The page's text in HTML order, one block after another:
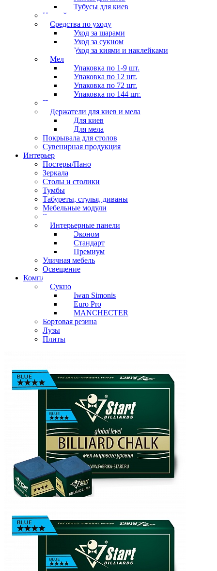
Тубусы для киев
Наклейки
Средства по уходу
Уход за шарами
Уход за сукном
Уход за киями и наклейками
Мел
Упаковка по 1-9 шт.
Упаковка по 12 шт.
Упаковка по 72 шт.
Упаковка по 144 шт.
Перчатки
Держатели для киев и мела
Для киев
Для мела
Покрывала для столов
Сувенирная продукция
Интерьер
Постеры/Пано
Зеркала
Столы и столики
Тумбы
Табуреты, стулья, диваны
Мебельные модули
Рамы под картины
Интерьерные панели
Эконом
Стандарт
Премиум
Уличная мебель
Освещение
Комплектующие
Сукно
Iwan Simonis
Euro Pro
MANCHECTER
Бортовая резина
Лузы
Плиты